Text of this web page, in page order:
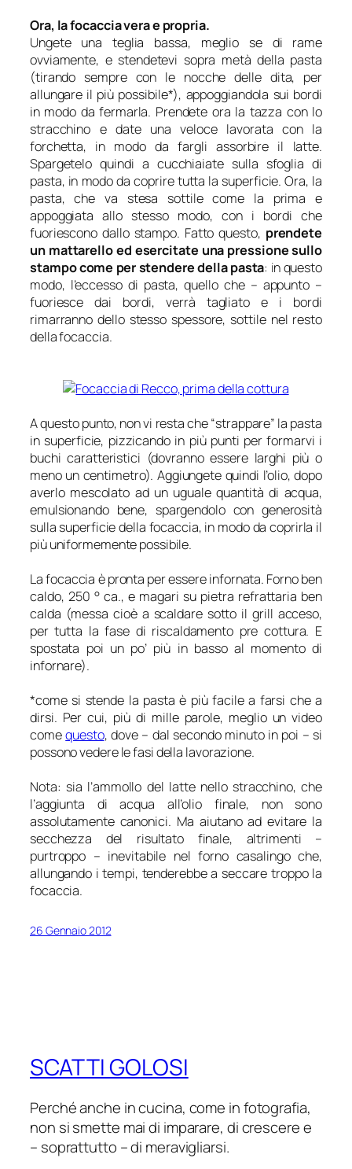
Ora, la focaccia vera e propria.
Ungete una teglia bassa, meglio se di rame
ovviamente, e stendetevi sopra metà della pasta
(tirando sempre con le nocche delle dita, per
allungare il più possibile*), appoggiandola sui bordi
in modo da fermarla. Prendete ora la tazza con lo
stracchino e date una veloce lavorata con la
forchetta, in modo da fargli assorbire il latte.
Spargetelo quindi a cucchiaiate sulla sfoglia di
pasta, in modo da coprire tutta la superficie. Ora, la
pasta, che va stesa sottile come la prima e
appoggiata allo stesso modo, con i bordi che
fuoriescono dallo stampo. Fatto questo, prendete
un mattarello ed esercitate una pressione sullo
stampo come per stendere della pasta: in questo
modo, l’eccesso di pasta, quello che – appunto –
fuoriesce dai bordi, verrà tagliato e i bordi
rimarranno dello stesso spessore, sottile nel resto
della focaccia.
A questo punto, non vi resta che “strappare” la pasta
in superficie, pizzicando in più punti per formarvi i
buchi caratteristici (dovranno essere larghi più o
meno un centimetro). Aggiungete quindi l’olio, dopo
averlo mescolato ad un uguale quantità di acqua,
emulsionando bene, spargendolo con generosità
sulla superficie della focaccia, in modo da coprirla il
più uniformemente possibile.
La focaccia è pronta per essere infornata. Forno ben
caldo, 250 ° ca., e magari su pietra refrattaria ben
calda (messa cioè a scaldare sotto il grill acceso,
per tutta la fase di riscaldamento pre cottura. E
spostata poi un po’ più in basso al momento di
infornare).
*come si stende la pasta è più facile a farsi che a
dirsi. Per cui, più di mille parole, meglio un video
comequesto, dove – dal secondo minuto in poi – si
possono vedere le fasi della lavorazione.
Nota: sia l’ammollo del latte nello stracchino, che
l’aggiunta di acqua all’olio finale, non sono
assolutamente canonici. Ma aiutano ad evitare la
secchezza del risultato finale, altrimenti –
purtroppo – inevitabile nel forno casalingo che,
allungando i tempi, tenderebbe a seccare troppo la
focaccia.
26 Gennaio 2012
SCATTI GOLOSI
Perché anche in cucina, come in fotografia,
non si smette mai di imparare, di crescere e
– soprattutto – di meravigliarsi.